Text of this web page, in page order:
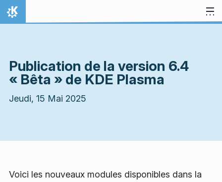
Aller directement au contenu
Accueil
Publication de la version 6.4
« Bêta » de KDE Plasma
Jeudi, 15 Mai 2025
Voici les nouveaux modules disponibles dans la